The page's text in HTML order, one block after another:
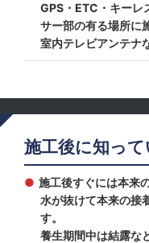
GPS・ETC・キーレ
サー部の有る場所に
室内テレビアンテナ
施工後に知っ
施工後すぐには本来
水が抜けて本来の接
す。
養生期間中は結露な